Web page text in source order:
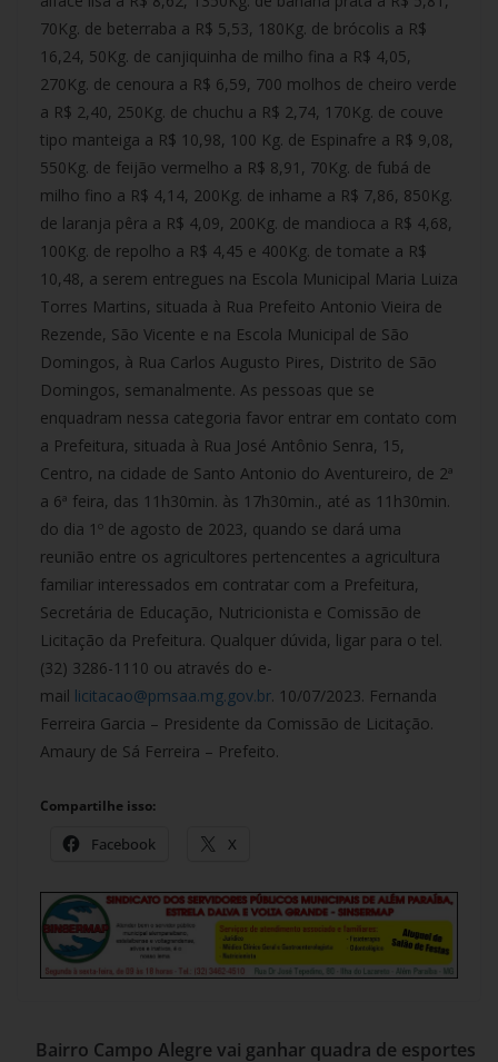
70Kg. de beterraba a R$ 5,53, 180Kg. de brócolis a R$
16,24, 50Kg. de canjiquinha de milho fina a R$ 4,05,
270Kg. de cenoura a R$ 6,59, 700 molhos de cheiro verde
a R$ 2,40, 250Kg. de chuchu a R$ 2,74, 170Kg. de couve
tipo manteiga a R$ 10,98, 100 Kg. de Espinafre a R$ 9,08,
550Kg. de feijão vermelho a R$ 8,91, 70Kg. de fubá de
milho fino a R$ 4,14, 200Kg. de inhame a R$ 7,86, 850Kg.
de laranja pêra a R$ 4,09, 200Kg. de mandioca a R$ 4,68,
100Kg. de repolho a R$ 4,45 e 400Kg. de tomate a R$
10,48, a serem entregues na Escola Municipal Maria Luiza
Torres Martins, situada à Rua Prefeito Antonio Vieira de
Rezende, São Vicente e na Escola Municipal de São
Domingos, à Rua Carlos Augusto Pires, Distrito de São
Domingos, semanalmente. As pessoas que se
enquadram nessa categoria favor entrar em contato com
a Prefeitura, situada à Rua José Antônio Senra, 15,
Centro, na cidade de Santo Antonio do Aventureiro, de 2ª
a 6ª feira, das 11h30min. às 17h30min., até as 11h30min.
do dia 1º de agosto de 2023, quando se dará uma
reunião entre os agricultores pertencentes a agricultura
familiar interessados em contratar com a Prefeitura,
Secretária de Educação, Nutricionista e Comissão de
Licitação da Prefeitura. Qualquer dúvida, ligar para o tel.
(32) 3286-1110 ou através do e-
mail licitacao@pmsaa.mg.gov.br. 10/07/2023. Fernanda
Ferreira Garcia – Presidente da Comissão de Licitação.
Amaury de Sá Ferreira – Prefeito.
Compartilhe isso:
Facebook X
Bairro Campo Alegre vai ganhar quadra de esportes